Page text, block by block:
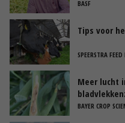
BASF
Tips voor
SPEERSTRA
Meer lucht
BAYER CROP